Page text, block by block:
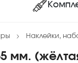
Наклейки,
мм.